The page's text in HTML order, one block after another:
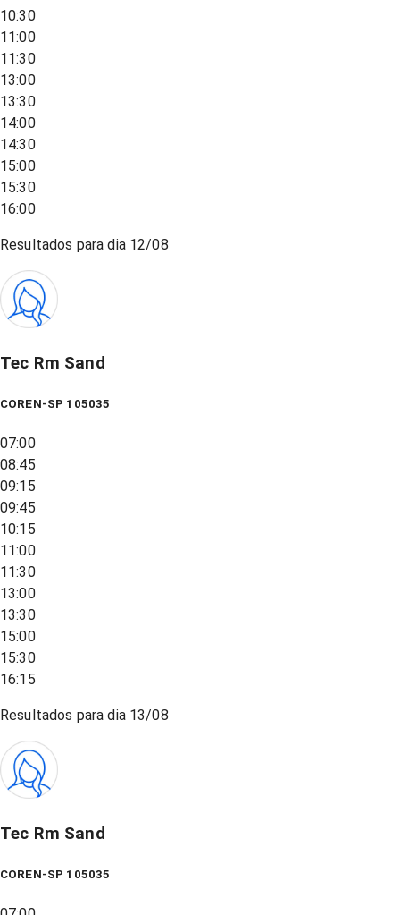
10:30
11:00
11:30
13:00
13:30
14:00
14:30
15:00
15:30
16:00
Resultados para dia 12/08
Tec Rm Sand
COREN-SP 105035
07:00
08:45
09:15
09:45
10:15
11:00
11:30
13:00
13:30
15:00
15:30
16:15
Resultados para dia 13/08
Tec Rm Sand
COREN-SP 105035